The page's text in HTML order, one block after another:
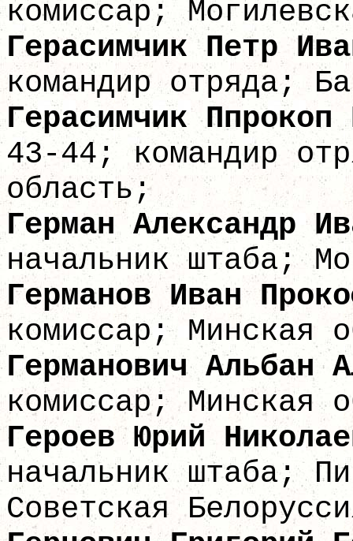
комиссар;
Герасимчик
командир отряда;
Герасимчик
43-44; командир
область;
Герман
начальник штаба;
Германов Иван
комиссар; Минская
Германович
комиссар; Минская
Героев Юрий
начальник штаба;
Советская